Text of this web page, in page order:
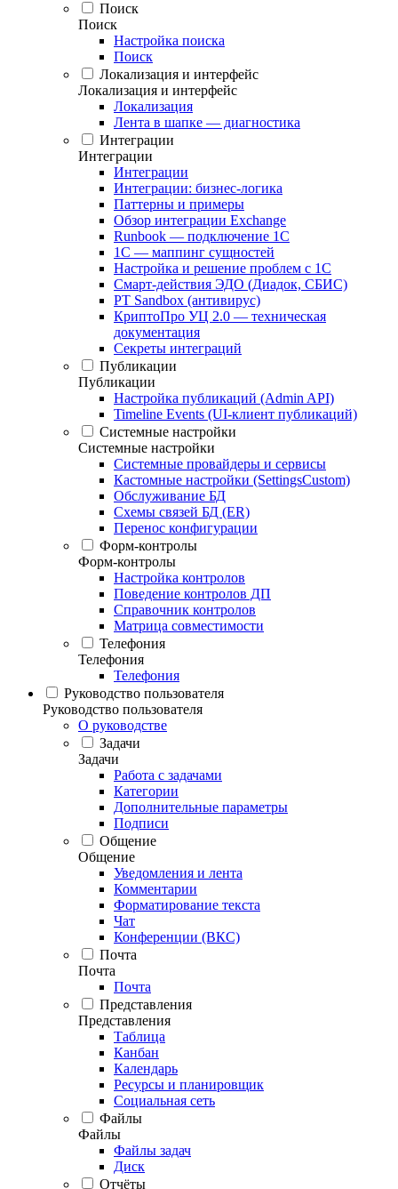
Поиск
Поиск
Настройка поиска
Поиск
Локализация и интерфейс
Локализация и интерфейс
Локализация
Лента в шапке — диагностика
Интеграции
Интеграции
Интеграции
Интеграции: бизнес-логика
Паттерны и примеры
Обзор интеграции Exchange
Runbook — подключение 1С
1С — маппинг сущностей
Настройка и решение проблем с 1С
Смарт-действия ЭДО (Диадок, СБИС)
PT Sandbox (антивирус)
КриптоПро УЦ 2.0 — техническая
документация
Секреты интеграций
Публикации
Публикации
Настройка публикаций (Admin API)
Timeline Events (UI-клиент публикаций)
Системные настройки
Системные настройки
Системные провайдеры и сервисы
Кастомные настройки (SettingsCustom)
Обслуживание БД
Схемы связей БД (ER)
Перенос конфигурации
Форм-контролы
Форм-контролы
Настройка контролов
Поведение контролов ДП
Справочник контролов
Матрица совместимости
Телефония
Телефония
Телефония
Руководство пользователя
Руководство пользователя
О руководстве
Задачи
Задачи
Работа с задачами
Категории
Дополнительные параметры
Подписи
Общение
Общение
Уведомления и лента
Комментарии
Форматирование текста
Чат
Конференции (ВКС)
Почта
Почта
Почта
Представления
Представления
Таблица
Канбан
Календарь
Ресурсы и планировщик
Социальная сеть
Файлы
Файлы
Файлы задач
Диск
Отчёты